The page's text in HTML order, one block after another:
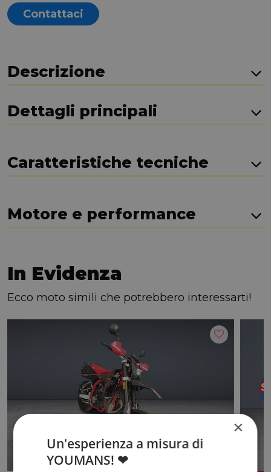
Contattaci
Descrizione
Dettagli principali
Caratteristiche tecniche
Motore e performance
In Evidenza
Ecco moto simili che potrebbero interessarti!
×
Un'esperienza a misura di
YOUMANS! ❤